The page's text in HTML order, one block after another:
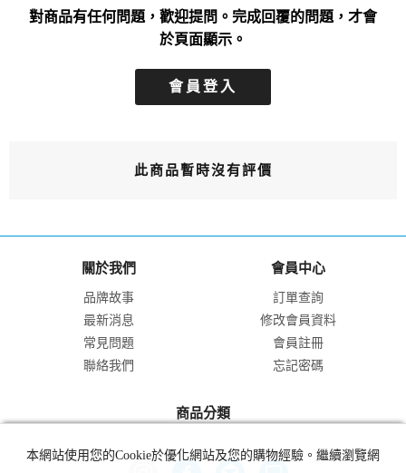
對商品有任何問題，歡迎提問。完成回覆的問題，才會
於頁面顯示。
會員登入
此商品暫時沒有評價
關於我們
品牌故事
最新消息
常見問題
聯絡我們
會員中心
訂單查詢
修改會員資料
會員註冊
忘記密碼
商品分類
本網站使用您的Cookie於優化網站及您的購物經驗。繼續瀏覽網